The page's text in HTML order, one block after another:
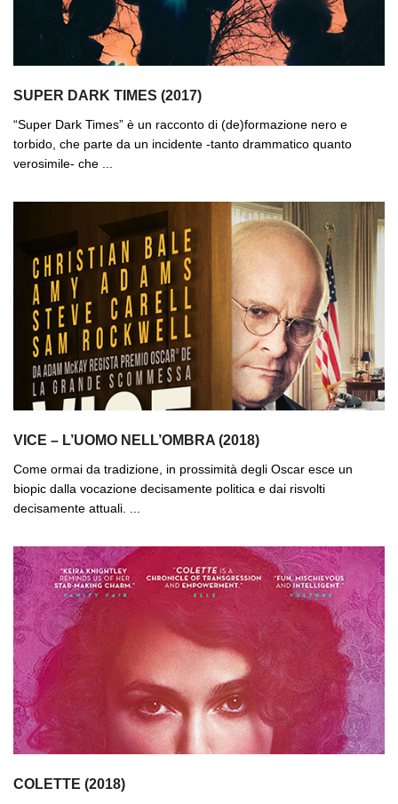
SUPER DARK TIMES (2017)
“Super Dark Times” è un racconto di (de)formazione nero e
torbido, che parte da un incidente -tanto drammatico quanto
verosimile- che ...
VICE – L’UOMO NELL’OMBRA (2018)
Come ormai da tradizione, in prossimità degli Oscar esce un
biopic dalla vocazione decisamente politica e dai risvolti
decisamente attuali. ...
COLETTE (2018)